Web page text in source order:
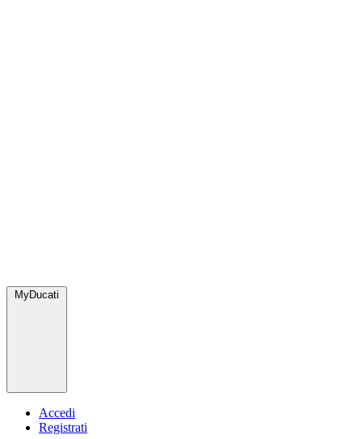
MyDucati
Accedi
Registrati